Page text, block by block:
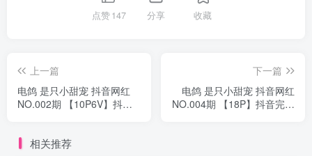
点赞147 分享 收藏
上一篇
电鸽 是只小甜宠 抖音网红
NO.002期 【10P6V】抖音
下一篇
电鸽 是只小甜宠 抖音网红
NO.004期 【18P】抖音完整
相关推荐